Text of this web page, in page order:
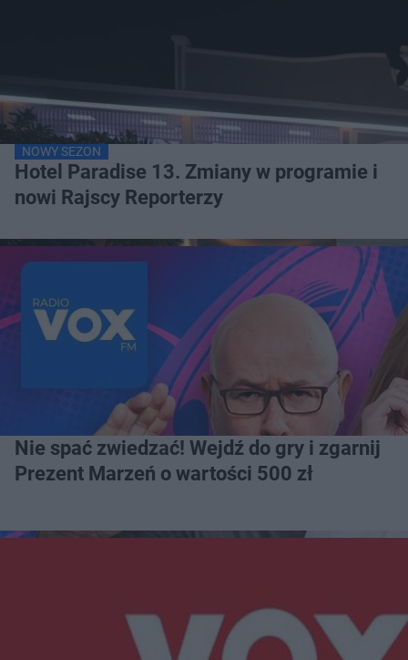
NOWY SEZON
Hotel Paradise 13. Zmiany w programie i
nowi Rajscy Reporterzy
Nie spać zwiedzać! Wejdź do gry i zgarnij
Prezent Marzeń o wartości 500 zł